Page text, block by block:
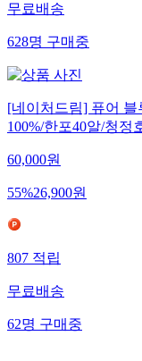
무료배송
628명 구매중
[네이처드림] 퓨어 블
100%/한포40알/청정
60,000원
55%26,900원
807 적립
무료배송
62명 구매중